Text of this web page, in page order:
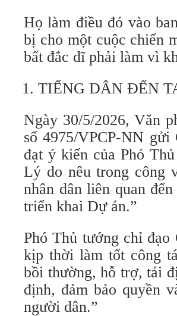
Họ làm điều đó vào
bị cho một cuộc chiến
bất đắc dĩ phải làm vì
TIẾNG DÂN ĐẾN
Ngày 30/5/2026, Văn
số 4975/VPCP-NN
đạt ý kiến của Phó
Lý do nêu trong công
nhân dân liên quan
triển khai Dự án.”
Phó Thủ tướng chỉ
kịp thời làm tốt công
bồi thường, hỗ trợ, tái
định, đảm bảo quyền
người dân.”